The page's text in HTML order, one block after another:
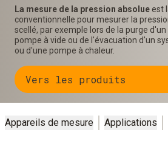
La mesure de la pression absolueest
conventionnelle pour mesurer la
scellé, par exemple lors de la purge
pompe à vide ou de l'évacuation d'un
ou d'une pompe à chaleur.
Vers les produits
Appareils de mesure Applications